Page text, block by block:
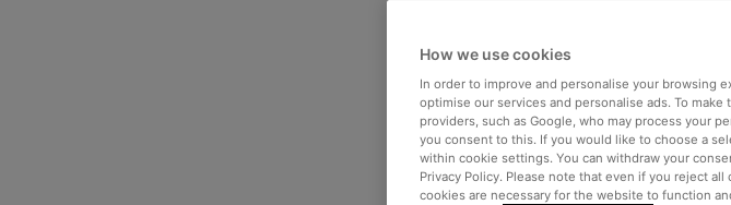
How we use cookies
In order to improve and personalise your browsing
optimise our services and personalise ads. To
providers, such as Google, who may process your
you consent to this. If you would like to choose a
within cookie settings. You can withdraw your
Privacy Policy. Please note that even if you reject
cookies are necessary for the website to function